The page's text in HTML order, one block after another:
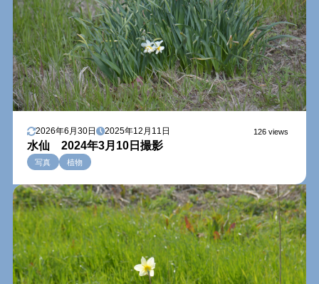
2026年6月30日 2025年12月11日 126 views
水仙 2024年3月10日撮影
写真 植物